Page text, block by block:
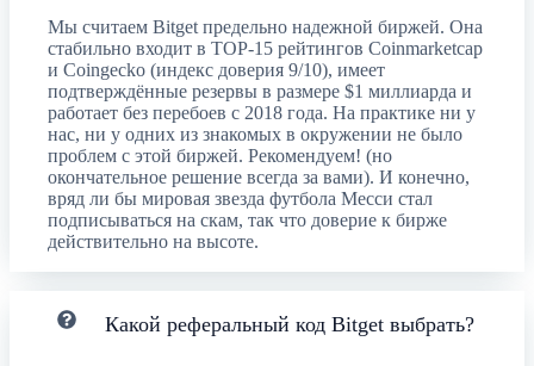
Мы считаем Bitget предельно надежной биржей. Она
стабильно входит в TOP-15 рейтингов Coinmarketcap
и Coingecko (индекс доверия 9/10), имеет
подтверждённые резервы в размере $1 миллиарда и
работает без перебоев с 2018 года. На практике ни у
нас, ни у одних из знакомых в окружении не было
проблем с этой биржей. Рекомендуем! (но
окончательное решение всегда за вами). И конечно,
вряд ли бы мировая звезда футбола Месси стал
подписываться на скам, так что доверие к бирже
действительно на высоте.
Какой реферальный код Bitget выбрать?